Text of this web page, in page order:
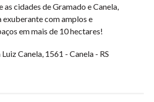
as cidades de Gramado e Canela,
com amplos e
em mais de 10 hectares!
Luiz Canela, 1561 - Canela - RS